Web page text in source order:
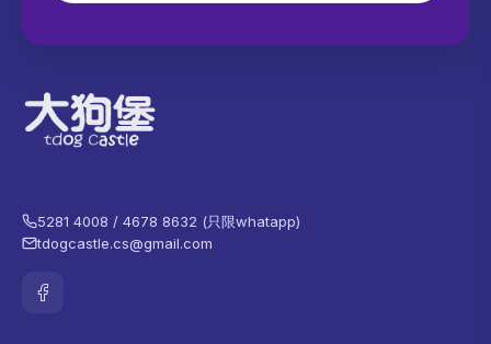
5281 4008 / 4678 8632 (只限whatapp)
tdogcastle.cs@gmail.com